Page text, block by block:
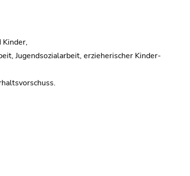
Jugendsozialarbeit, erzieherischer Kinder-